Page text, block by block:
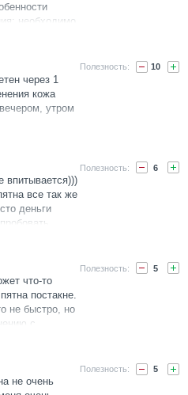
необходимо
10
через 1
кожа
утром
6
впитывается)))
все так же
деньги
5
что-то
постакне.
не быстро, но
с
на ночь.
5
не очень